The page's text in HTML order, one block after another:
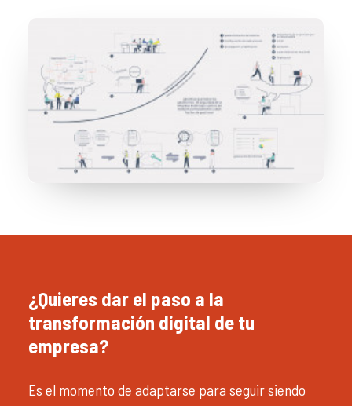
¿Quieres dar el paso a la
transformación digital de tu
empresa?
Es el momento de adaptarse para seguir siendo